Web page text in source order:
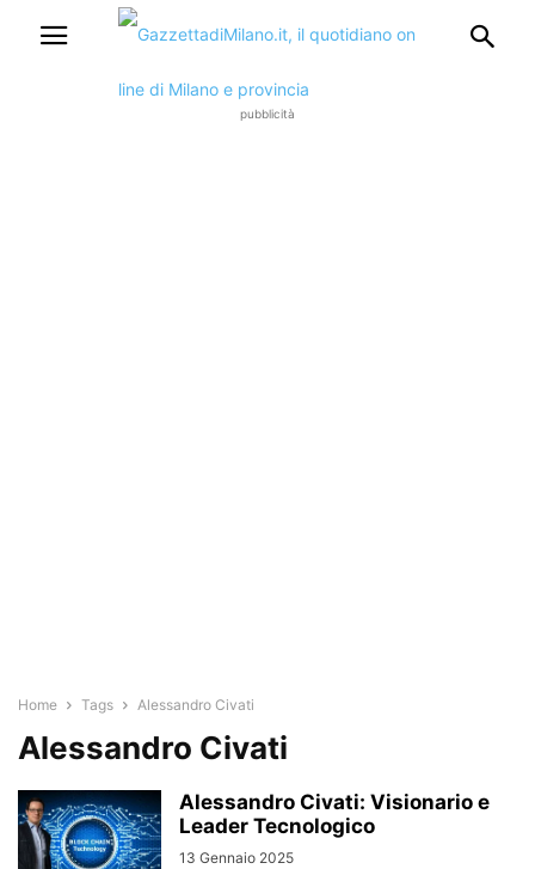
pubblicità
Home Tags Alessandro Civati
Alessandro Civati
Alessandro Civati: Visionario e
Leader Tecnologico
13 Gennaio 2025